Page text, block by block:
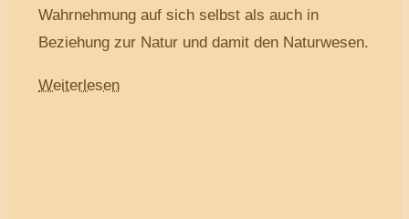
Wahrnehmung auf sich selbst als auch in
Beziehung zur Natur und damit den Naturwesen.
Weiterlesen